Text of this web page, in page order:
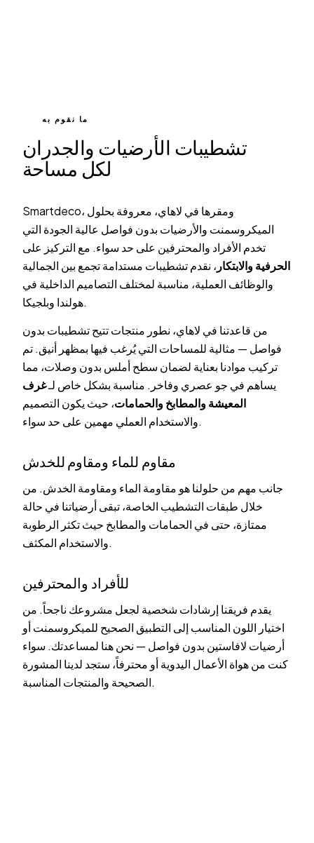
ما نقوم به
تشطيبات الأرضيات والجدران
لكل مساحة
Smartdeco، ومقرها في لاهاي، معروفة بحلول
الميكروسمنت والأرضيات بدون فواصل عالية الجودة التي
تخدم الأفراد والمحترفين على حد سواء. مع التركيز على
الحرفية والابتكار ، نقدم تشطيبات مستدامة تجمع بين الجمالية
والوظائف العملية، مناسبة لمختلف التصاميم الداخلية في
هولندا وبلجيكا.
من قاعدتنا في لاهاي، نطور منتجات تتيح تشطيبات بدون
فواصل — مثالية للمساحات التي يُرغب فيها بمظهر أنيق. تم
تركيب موادنا بعناية لضمان سطح أملس بدون وصلات، مما
يساهم في جو عصري وفاخر. مناسبة بشكل خاص لـغرف
المعيشة والمطابخ والحمامات، حيث يكون التصميم
والاستخدام العملي مهمين على حد سواء.
مقاوم للماء ومقاوم للخدش
جانب مهم من حلولنا هو مقاومة الماء ومقاومة الخدش. من
خلال طبقات التشطيب الخاصة، تبقى أرضياتنا في حالة
ممتازة، حتى في الحمامات والمطابخ حيث تكثر الرطوبة
والاستخدام المكثف.
للأفراد والمحترفين
يقدم فريقنا إرشادات شخصية لجعل مشروعك ناجحاً. من
اختيار اللون المناسب إلى التطبيق الصحيح للميكروسمنت أو
أرضيات لافاستين بدون فواصل — نحن هنا لمساعدتك. سواء
كنت من هواة الأعمال اليدوية أو محترفاً، ستجد لدينا المشورة
الصحيحة والمنتجات المناسبة.